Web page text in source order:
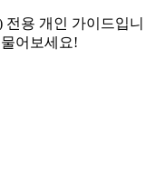
용 개인 가이드입니
어보세요!